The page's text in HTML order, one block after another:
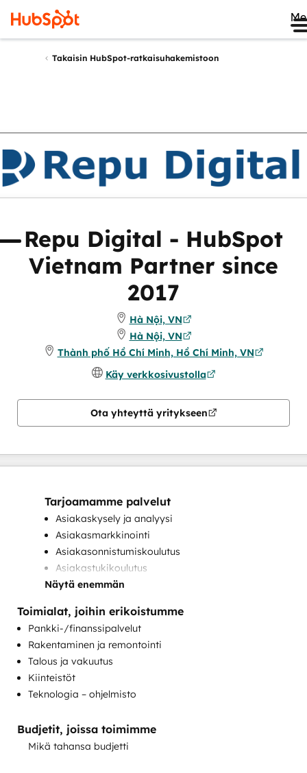
Takaisin HubSpot-ratkaisuhakemistoon
Arvostelut
Repu Digital - HubSpot
Vietnam Partner since
2017
Hà Nội, VN
Hà Nội, VN
Thành phố Hồ Chí Minh, Hồ Chí Minh, VN
Käy verkkosivustolla
Ota yhteyttä yritykseen
Tarjoamamme palvelut
Asiakaskysely ja analyysi
Asiakasmarkkinointi
Asiakasonnistumiskoulutus
Asiakastukikoulutus
Brändäys
CRM:n siirto
Hakukoneoptimointi
HubSpot-perehdytys
Käyttötuen käyttöönotto
Keskustelumarkkinointi
Maksettu mainonta
Myynnin ja markkinoinnin linjaus
Myynnin mahdollistaminen
Näytä enemmän
Toimialat, joihin erikoistumme
Pankki-/finanssipalvelut
Rakentaminen ja remontointi
Talous ja vakuutus
Kiinteistöt
Teknologia – ohjelmisto
Budjetit, joissa toimimme
Mikä tahansa budjetti